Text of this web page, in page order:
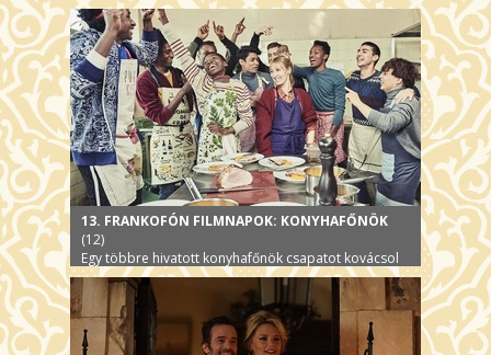
13. FRANKOFÓN FILMNAPOK: KONYHAFŐNÖK
(12)
Egy többre hivatott konyhafőnök csapatot kovácsol
egy szociális konyha foglalkoztatottjaiból, III. 5-én